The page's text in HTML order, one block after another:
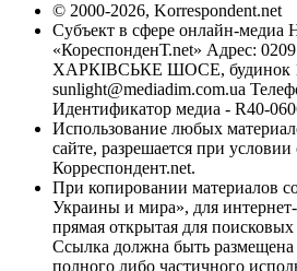
© 2000-2026, Korrespondent.net
Субъект в сфере онлайн-медиа
«КореспонденТ.net» Адрес:
ХАРКІВСЬКЕ ШОСЕ, будинок
sunlight@mediadim.com.ua
Идентификатор медиа - R40-
Использование любых
сайте, разрешается при
Корреспондент.net.
При копировании материалов
Украины и мира», для интернет-
прямая открытая для
Ссылка должна быть размещена
полного либо частичного